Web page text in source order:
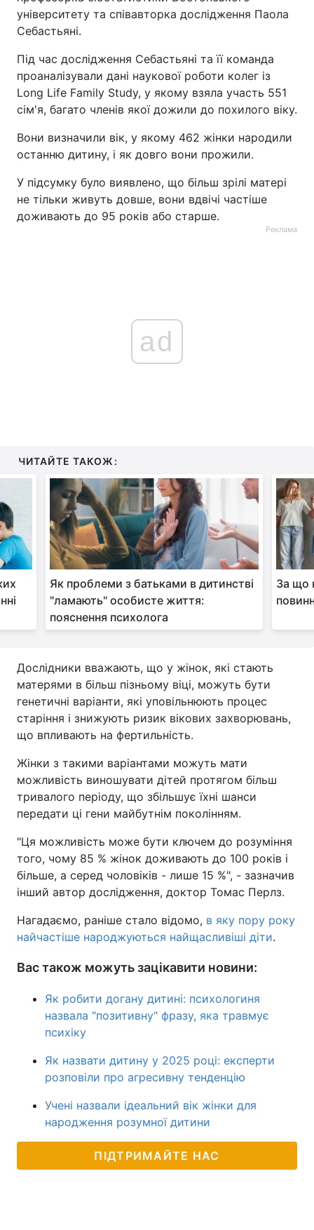
університету та співавторка дослідження Паола
Себастьяні.
Під час дослідження Себастьяні та її команда
проаналізували дані наукової роботи колег із
Long Life Family Study, у якому взяла участь 551
сім'я, багато членів якої дожили до похилого віку.
Вони визначили вік, у якому 462 жінки народили
останню дитину, і як довго вони прожили.
У підсумку було виявлено, що більш зрілі матері
не тільки живуть довше, вони вдвічі частіше
доживають до 95 років або старше.
Реклама
ad
ЧИТАЙТЕ ТАКОЖ:
Як проблеми з батьками в дитинстві
"ламають" особисте життя:
пояснення психолога
За що
Дослідники вважають, що у жінок, які стають
матерями в більш пізньому віці, можуть бути
генетичні варіанти, які уповільнюють процес
старіння і знижують ризик вікових захворювань,
що впливають на фертильність.
Жінки з такими варіантами можуть мати
можливість виношувати дітей протягом більш
тривалого періоду, що збільшує їхні шанси
передати ці гени майбутнім поколінням.
"Ця можливість може бути ключем до розуміння
того, чому 85 % жінок доживають до 100 років і
більше, а серед чоловіків - лише 15 %", - зазначив
інший автор дослідження, доктор Томас Перлз.
Нагадаємо, раніше стало відомо, в яку пору року
найчастіше народжуються найщасливіші діти.
Вас також можуть зацікавити новини:
Як робити догану дитині: психологиня
назвала "позитивну" фразу, яка травмує
психіку
Як назвати дитину у 2025 році: експерти
розповіли про агресивну тенденцію
Учені назвали ідеальний вік жінки для
народження розумної дитини
ПІДТРИМАЙТЕ НАС